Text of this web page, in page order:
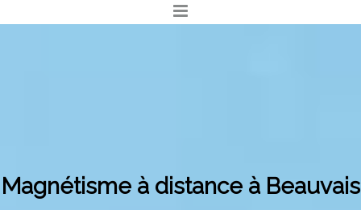
Magnétisme à distance à Beauvais